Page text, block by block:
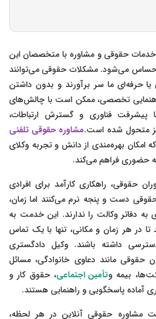
خدمات حقوقی و مشاوره با متخصصان این
می‌شود. مشکلات حقوقی می‌توانند
حرفه‌ای ما سر برآورند و بدون داشتن
تخصصی، ممکن است با چالش‌های
پیشرفت فناوری و گسترش ارتباطات،
متحول شده است.مشاوره حقوقی تلفنی
بهره‌مندی از دانش و تجربه وکلای
حضوری فراهم می‌کند.
حقوقی، راهکاری کارآمد برای افرادی
دست و پنجه نرم می‌کنند اما زمان،
دفاتر وکالت را ندارند. این خدمت به
در هر زمان و مکانی، تنها با یک تماس
داشته باشند. وکیل دادگستری
مانند دعاوی خانوادگی، مسائل
بیمه وتأمین اجتماعی، حقوق کار و
آماده پاسخگویی و راهنمایی هستند.
مشاوره حقوقی آنلاین در هر لحظه،